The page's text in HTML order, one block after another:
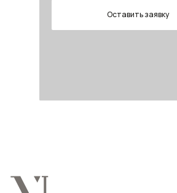
Оставить заявку